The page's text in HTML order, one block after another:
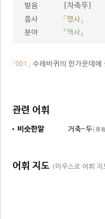
발음 [차축뚜]
품사
「명사」
분야
『역사』
「001」 수레바퀴의 한가운데
관련 어휘
비슷한말 거축-두(車
어휘 지도 (마우스로 어휘